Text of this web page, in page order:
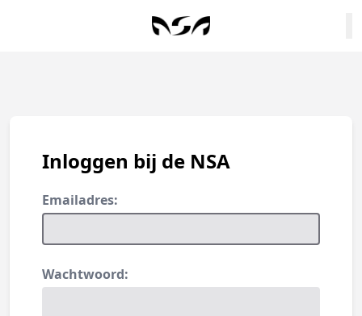
Inloggen bij de NSA
Emailadres:
Wachtwoord: